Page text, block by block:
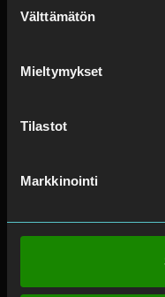
valinta
Välttämätön
Mieltymykset
Tilastot
Markkinointi
Virkesvägen 26,
Säkerhetsbutik
126 30 Hägersten
Avarn Security